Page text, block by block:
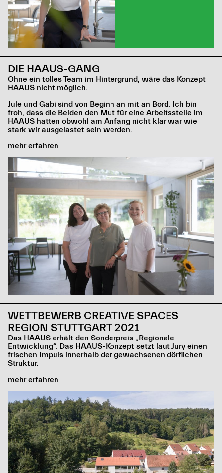
DIE HAAUS-GANG
Ohne ein tolles Team im Hintergrund, wäre das Konzept
HAAUS nicht möglich.
Jule und Gabi sind von Beginn an mit an Bord. Ich bin
froh, dass die Beiden den Mut für eine Arbeitsstelle im
HAAUS hatten obwohl am Anfang nicht klar war wie
stark wir ausgelastet sein werden.
mehr erfahren
WETTBEWERB CREATIVE SPACES
REGION STUTTGART 2021
Das HAAUS erhält den Sonderpreis „Regionale
Entwicklung“. Das HAAUS-Konzept setzt laut Jury einen
frischen Impuls innerhalb der gewachsenen dörflichen
Struktur.
mehr erfahren